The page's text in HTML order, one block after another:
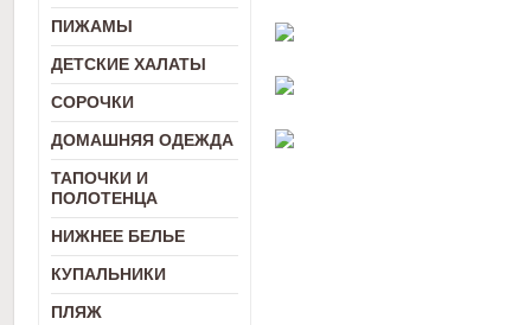
ПИЖАМЫ
ДЕТСКИЕ ХАЛАТЫ
СОРОЧКИ
ДОМАШНЯЯ ОДЕЖДА
ТАПОЧКИ И
ПОЛОТЕНЦА
НИЖНЕЕ БЕЛЬЕ
КУПАЛЬНИКИ
ПЛЯЖ